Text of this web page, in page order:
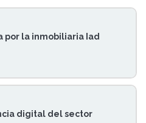
por la inmobiliaria Iad
digital del sector